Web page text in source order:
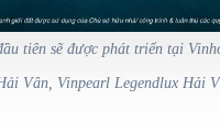
tiên sẽ được phát triển tại
Vân, Vinpearl Legendlux Hải